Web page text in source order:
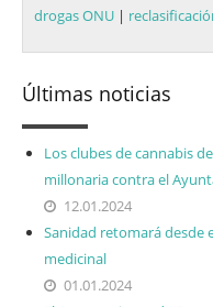
drogas ONU |
Últimas noticias
Los clubes de cannabis
millonaria contra el
12.01.2024
Sanidad retomará desde
medicinal
01.01.2024